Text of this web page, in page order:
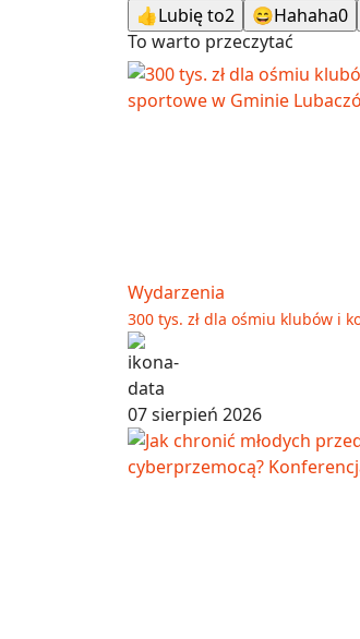
👍Lubię to2 😄Hahaha0
To warto przeczytać
Wydarzenia
300 tys. zł dla ośmiu klubów i
07 sierpień 2026